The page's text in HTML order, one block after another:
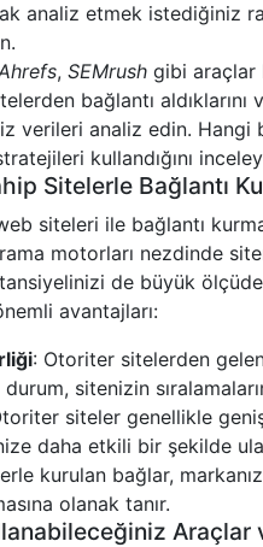
analiz etmek istediğiniz
, SEMrush gibi araçlar
bağlantı
verileri analiz edin. Hangi
kullandığını
Sitelerle Bağlantı
siteleri ile bağlantı
motorları nezdinde
de büyük
avantajları:
: Otoriter sitelerden
sitenizin
siteler genellikle
daha etkili bir şekilde
kurulan bağlar,
olanak tanır.
Araçlar